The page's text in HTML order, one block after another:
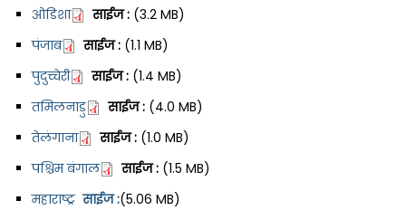
ओडिशा
साईज : (3.2 MB)
पंजाब
साईज : (1.1 MB)
पुदुच्चेरी
साईज : (1.4 MB)
तमिलनाडु
साईज : (4.0 MB)
तेलंगाना
साईज : (1.0 MB)
पश्चिम बंगाल
साईज : (1.5 MB)
महाराष्ट्र साईज :(5.06 MB)